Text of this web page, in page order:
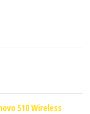
510 Wireless